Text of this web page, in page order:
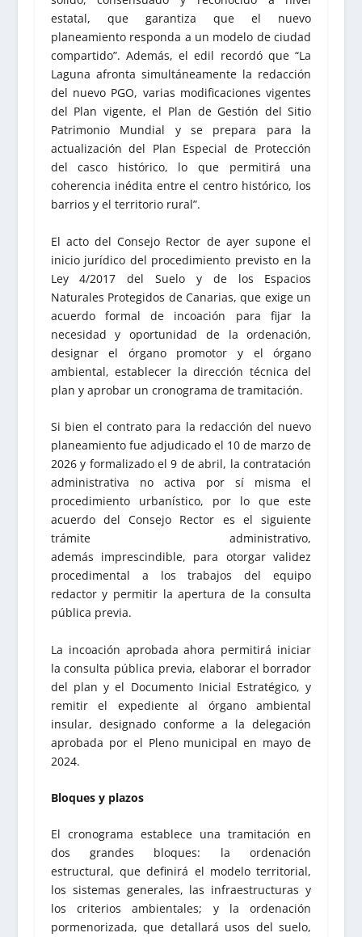
estatal, que garantiza que el nuevo
planeamiento responda a un modelo de ciudad
compartido”. Además, el edil recordó que “La
Laguna afronta simultáneamente la redacción
del nuevo PGO, varias modificaciones vigentes
del Plan vigente, el Plan de Gestión del Sitio
Patrimonio Mundial y se prepara para la
actualización del Plan Especial de Protección
del casco histórico, lo que permitirá una
coherencia inédita entre el centro histórico, los
barrios y el territorio rural”.
El acto del Consejo Rector de ayer supone el
inicio jurídico del procedimiento previsto en la
Ley 4/2017 del Suelo y de los Espacios
Naturales Protegidos de Canarias, que exige un
acuerdo formal de incoación para fijar la
necesidad y oportunidad de la ordenación,
designar el órgano promotor y el órgano
ambiental, establecer la dirección técnica del
plan y aprobar un cronograma de tramitación.
Si bien el contrato para la redacción del nuevo
planeamiento fue adjudicado el 10 de marzo de
2026 y formalizado el 9 de abril, la contratación
administrativa no activa por sí misma el
procedimiento urbanístico, por lo que este
acuerdo del Consejo Rector es el siguiente
trámite administrativo,
además imprescindible, para otorgar validez
procedimental a los trabajos del equipo
redactor y permitir la apertura de la consulta
pública previa.
La incoación aprobada ahora permitirá iniciar
la consulta pública previa, elaborar el borrador
del plan y el Documento Inicial Estratégico, y
remitir el expediente al órgano ambiental
insular, designado conforme a la delegación
aprobada por el Pleno municipal en mayo de
2024.
Bloques y plazos
El cronograma establece una tramitación en
dos grandes bloques: la ordenación
estructural, que definirá el modelo territorial,
los sistemas generales, las infraestructuras y
los criterios ambientales; y la ordenación
pormenorizada, que detallará usos del suelo,